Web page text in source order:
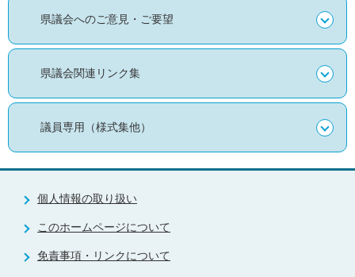
県議会へのご意見・ご要望
県議会関連リンク集
議員専用（様式集他）
個人情報の取り扱い
このホームページについて
免責事項・リンクについて